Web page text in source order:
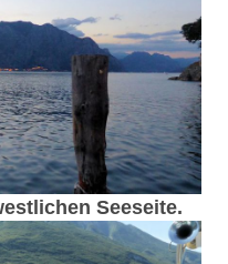
Seeseite.